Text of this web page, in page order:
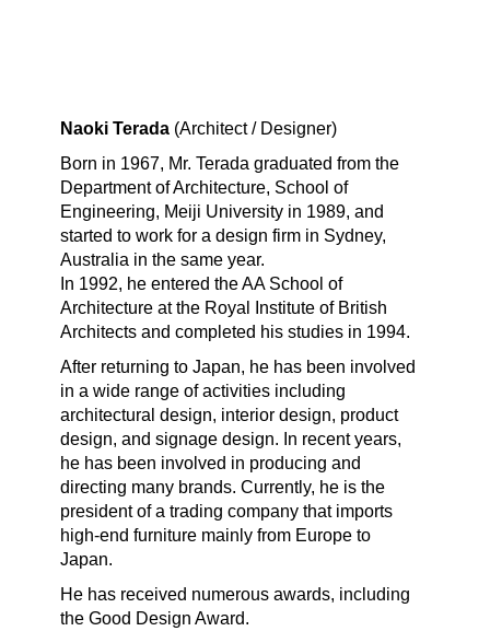
Naoki Terada (Architect / Designer)
Born in 1967, Mr. Terada graduated from the
Department of Architecture, School of
Engineering, Meiji University in 1989, and
started to work for a design firm in Sydney,
Australia in the same year.
In 1992, he entered the AA School of
Architecture at the Royal Institute of British
Architects and completed his studies in 1994.
After returning to Japan, he has been involved
in a wide range of activities including
architectural design, interior design, product
design, and signage design. In recent years,
he has been involved in producing and
directing many brands. Currently, he is the
president of a trading company that imports
high-end furniture mainly from Europe to
Japan.
He has received numerous awards, including
the Good Design Award.